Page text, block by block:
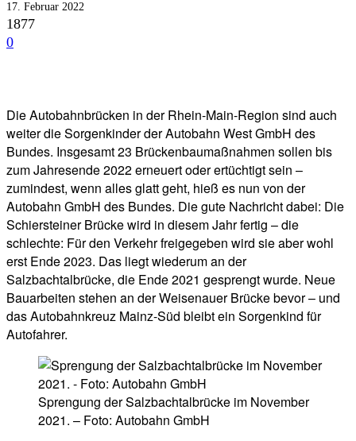
17. Februar 2022
1877
0
Die Autobahnbrücken in der Rhein-Main-Region sind auch
weiter die Sorgenkinder der Autobahn West GmbH des
Bundes. Insgesamt 23 Brückenbaumaßnahmen sollen bis
zum Jahresende 2022 erneuert oder ertüchtigt sein –
zumindest, wenn alles glatt geht, hieß es nun von der
Autobahn GmbH des Bundes. Die gute Nachricht dabei: Die
Schiersteiner Brücke wird in diesem Jahr fertig – die
schlechte: Für den Verkehr freigegeben wird sie aber wohl
erst Ende 2023. Das liegt wiederum an der
Salzbachtalbrücke, die Ende 2021 gesprengt wurde. Neue
Bauarbeiten stehen an der Weisenauer Brücke bevor – und
das Autobahnkreuz Mainz-Süd bleibt ein Sorgenkind für
Autofahrer.
Sprengung der Salzbachtalbrücke im November
2021. – Foto: Autobahn GmbH